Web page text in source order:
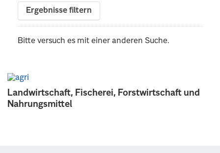
Landwirtschaft, Fischerei, Forstwirtschaft und
Nahrungsmittel
Ergebnisse filtern
Bitte versuch es mit einer anderen Suche.